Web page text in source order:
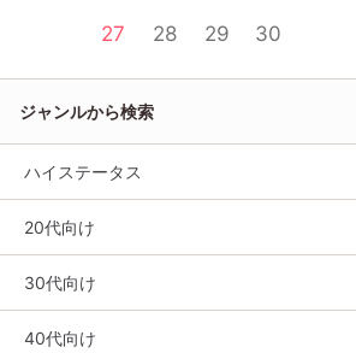
27
28 29 30
ジャンルから検索
ハイステータス
20代向け
30代向け
40代向け